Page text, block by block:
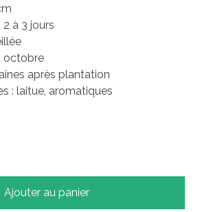
à 3 jours
octobre
après plantation
: laitue, aromatiques
Ajouter au panier